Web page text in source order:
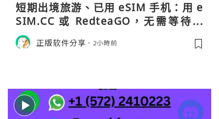
短期出境旅游、已用 eSIM 手机：用 e
SIM.CC 或 RedteaGO，无需等待收
货。需要“当地号码 + 通话短信”（如
打车、外卖、客户联络）：优先 Redt
正版软件分享 2小時前